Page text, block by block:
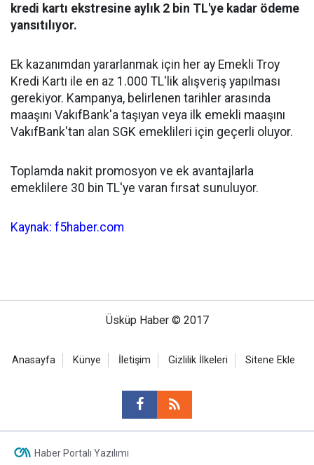
kredi kartı ekstresine aylık 2 bin TL'ye kadar ödeme
yansıtılıyor.
Ek kazanımdan yararlanmak için her ay Emekli Troy
Kredi Kartı ile en az 1.000 TL'lik alışveriş yapılması
gerekiyor. Kampanya, belirlenen tarihler arasında
maaşını VakıfBank'a taşıyan veya ilk emekli maaşını
VakıfBank'tan alan SGK emeklileri için geçerli oluyor.
Toplamda nakit promosyon ve ek avantajlarla
emeklilere 30 bin TL'ye varan fırsat sunuluyor.
Kaynak: f5haber.com
Üsküp Haber © 2017
Anasayfa Künye İletişim Gizlilik İlkeleri Sitene Ekle
Haber Portalı Yazılımı